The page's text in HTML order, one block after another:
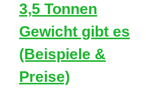
3,5 Tonnen
Gewicht gibt es
(Beispiele &
Preise)